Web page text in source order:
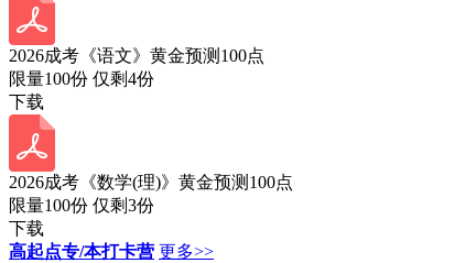
2026成考《语文》黄金预测100点
限量100份 仅剩4份
下载
2026成考《数学(理)》黄金预测100点
限量100份 仅剩3份
下载
高起点专/本打卡营 更多>>